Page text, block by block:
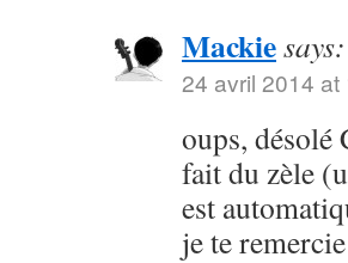
Mackiesays:
24 avril 2014 at
oups,
fait du zèle
est
je te